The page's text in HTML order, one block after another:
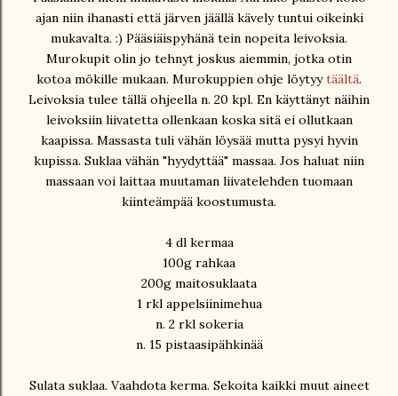
ajan niin ihanasti että järven jäällä kävely tuntui oikeinki
mukavalta. :) Pääsiäispyhänä tein nopeita leivoksia.
Murokupit olin jo tehnyt joskus aiemmin, jotka otin
kotoa mökille mukaan. Murokuppien ohje löytyytäältä.
Leivoksia tulee tällä ohjeella n. 20 kpl. En käyttänyt näihin
leivoksiin liivatetta ollenkaan koska sitä ei ollutkaan
kaapissa. Massasta tuli vähän löysää mutta pysyi hyvin
kupissa. Suklaa vähän "hyydyttää" massaa. Jos haluat niin
massaan voi laittaa muutaman liivatelehden tuomaan
kiinteämpää koostumusta.
4 dl kermaa
100g rahkaa
200g maitosuklaata
1 rkl appelsiinimehua
n. 2 rkl sokeria
n. 15 pistaasipähkinää
Sulata suklaa. Vaahdota kerma. Sekoita kaikki muut aineet